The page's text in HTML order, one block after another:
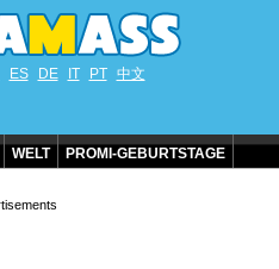
ES DE IT PT 中文
WELT PROMI-GEBURTSTAGE